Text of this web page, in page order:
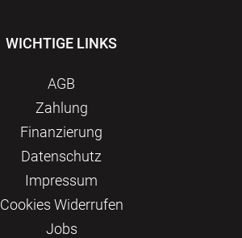
WICHTIGE LINKS
AGB
Zahlung
Finanzierung
Datenschutz
Impressum
Сookies Widerrufen
Jobs